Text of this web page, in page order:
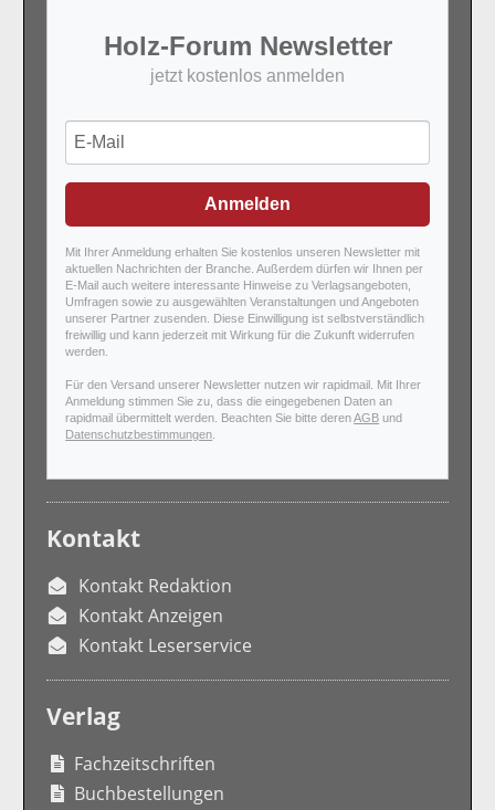
Holz-Forum Newsletter
jetzt kostenlos anmelden
Anmelden
Mit Ihrer Anmeldung erhalten Sie kostenlos unseren Newsletter mit
aktuellen Nachrichten der Branche. Außerdem dürfen wir Ihnen per
E-Mail auch weitere interessante Hinweise zu Verlagsangeboten,
Umfragen sowie zu ausgewählten Veranstaltungen und Angeboten
unserer Partner zusenden. Diese Einwilligung ist selbstverständlich
freiwillig und kann jederzeit mit Wirkung für die Zukunft widerrufen
werden.
Für den Versand unserer Newsletter nutzen wir rapidmail. Mit Ihrer
Anmeldung stimmen Sie zu, dass die eingegebenen Daten an
rapidmail übermittelt werden. Beachten Sie bitte derenAGB und
Datenschutzbestimmungen
Kontakt
Kontakt Redaktion
Kontakt Anzeigen
Kontakt Leserservice
Verlag
Fachzeitschriften
Buchbestellungen